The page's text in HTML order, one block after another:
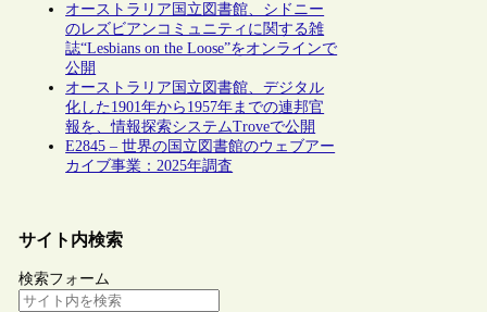
オーストラリア国立図書館、シドニー
のレズビアンコミュニティに関する雑
誌“Lesbians on the Loose”をオンラインで
公開
オーストラリア国立図書館、デジタル
化した1901年から1957年までの連邦官
報を、情報探索システムTroveで公開
E2845 – 世界の国立図書館のウェブアー
カイブ事業：2025年調査
サイト内検索
検索フォーム